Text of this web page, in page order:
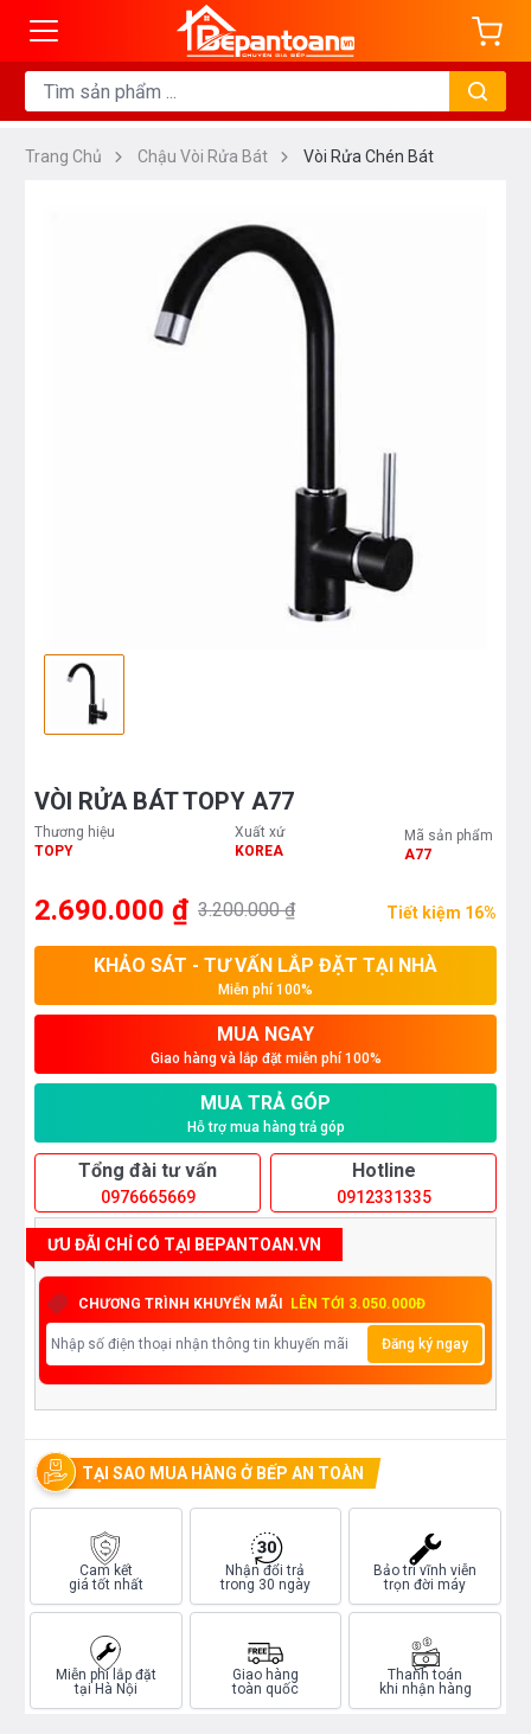
Trang Chủ Chậu Vòi Rửa Bát Vòi Rửa Chén Bát
VÒI RỬA BÁT TOPY A77
Thương hiệu
TOPY
Xuất xứ
KOREA
Mã sản phẩm
A77
2.690.000 ₫ 3.200.000 ₫ Tiết kiệm 16%
KHẢO SÁT - TƯ VẤN LẮP ĐẶT TẠI NHÀ
Miễn phí 100%
MUA NGAY
Giao hàng và lắp đặt miễn phí 100%
MUA TRẢ GÓP
Hỗ trợ mua hàng trả góp
Tổng đài tư vấn
0976665669
Hotline
0912331335
ƯU ĐÃI CHỈ CÓ TẠI BEPANTOAN.VN
CHƯƠNG TRÌNH KHUYẾN MÃI LÊN TỚI 3.050.000Đ
Đăng ký ngay
TẠI SAO MUA HÀNG Ở BẾP AN TOÀN
Cam kết
giá tốt nhất
Nhận đổi trả
trong 30 ngày
Bảo trì vĩnh viễn
trọn đời máy
Miễn phí lắp đặt
tại Hà Nội
Giao hàng
toàn quốc
Thanh toán
khi nhận hàng